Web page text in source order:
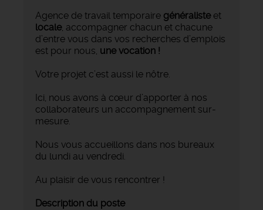
Agence de travail temporaire généralisteet
locale, accompagner chacun et chacune
d’entre vous dans vos recherches d’emplois
est pour nous, une vocation !
Votre projet c’est aussi le nôtre.
Ici, nous avons à cœur d’apporter à nos
collaborateurs un accompagnement sur-
mesure.
Nous vous accueillons dans nos bureaux
du lundi au vendredi.
Au plaisir de vous rencontrer !
Description du poste